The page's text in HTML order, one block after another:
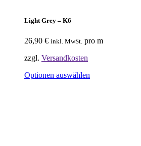
Light Grey – K6
26,90 € inkl. MwSt. pro m
zzgl. Versandkosten
Optionen auswählen